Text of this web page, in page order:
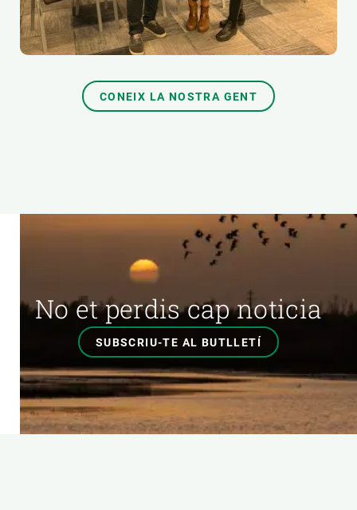
CONEIX LA NOSTRA GENT
No et perdis cap noticia
SUBSCRIU-TE AL BUTLLETÍ